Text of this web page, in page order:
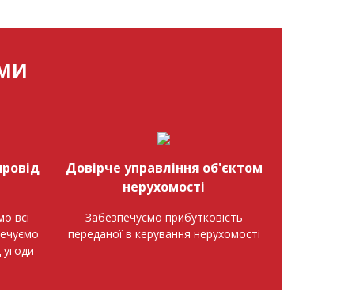
всі
Довірче управління об'єктом
нерухомості
Забезпечуємо прибутковість
переданої в керування нерухомості